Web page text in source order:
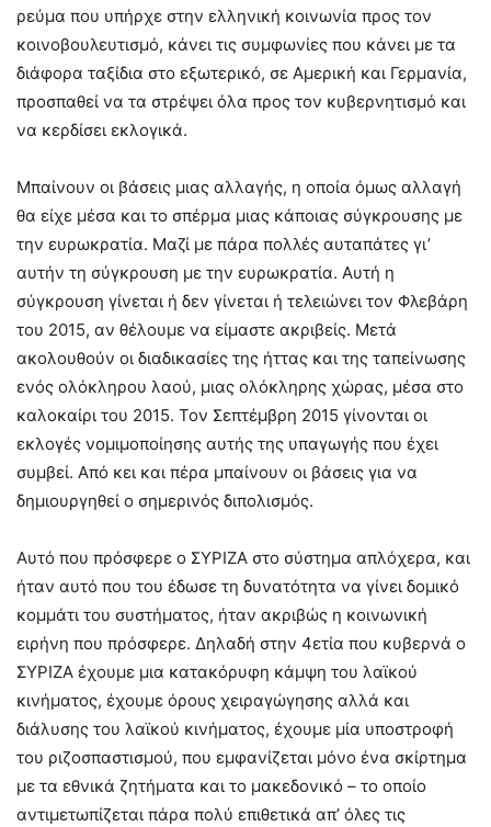
ρεύμα που υπήρχε στην ελληνική κοινωνία προς τον
κοινοβουλευτισμό, κάνει τις συμφωνίες που κάνει με τα
διάφορα ταξίδια στο εξωτερικό, σε Αμερική και Γερμανία,
προσπαθεί να τα στρέψει όλα προς τον κυβερνητισμό και
να κερδίσει εκλογικά.
Μπαίνουν οι βάσεις μιας αλλαγής, η οποία όμως αλλαγή
θα είχε μέσα και το σπέρμα μιας κάποιας σύγκρουσης με
την ευρωκρατία. Μαζί με πάρα πολλές αυταπάτες γι’
αυτήν τη σύγκρουση με την ευρωκρατία. Αυτή η
σύγκρουση γίνεται ή δεν γίνεται ή τελειώνει τον Φλεβάρη
του 2015, αν θέλουμε να είμαστε ακριβείς. Μετά
ακολουθούν οι διαδικασίες της ήττας και της ταπείνωσης
ενός ολόκληρου λαού, μιας ολόκληρης χώρας, μέσα στο
καλοκαίρι του 2015. Τον Σεπτέμβρη 2015 γίνονται οι
εκλογές νομιμοποίησης αυτής της υπαγωγής που έχει
συμβεί. Από κει και πέρα μπαίνουν οι βάσεις για να
δημιουργηθεί ο σημερινός διπολισμός.
Αυτό που πρόσφερε ο ΣΥΡΙΖΑ στο σύστημα απλόχερα, και
ήταν αυτό που του έδωσε τη δυνατότητα να γίνει δομικό
κομμάτι του συστήματος, ήταν ακριβώς η κοινωνική
ειρήνη που πρόσφερε. Δηλαδή στην 4ετία που κυβερνά ο
ΣΥΡΙΖΑ έχουμε μια κατακόρυφη κάμψη του λαϊκού
κινήματος, έχουμε όρους χειραγώγησης αλλά και
διάλυσης του λαϊκού κινήματος, έχουμε μία υποστροφή
του ριζοσπαστισμού, που εμφανίζεται μόνο ένα σκίρτημα
με τα εθνικά ζητήματα και το μακεδονικό – το οποίο
αντιμετωπίζεται πάρα πολύ επιθετικά απ’ όλες τις